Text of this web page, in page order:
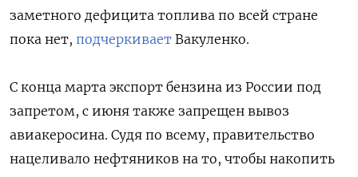
заметного дефицита топлива по всей стране
пока нет, подчеркивает Вакуленко.
С конца марта экспорт бензина из России под
запретом, с июня также запрещен вывоз
авиакеросина. Судя по всему, правительство
нацеливало нефтяников на то, чтобы накопить